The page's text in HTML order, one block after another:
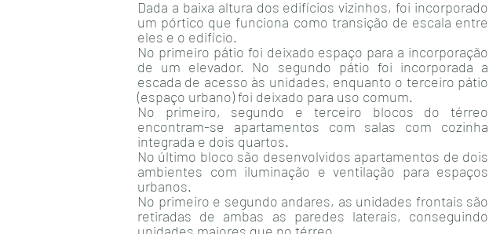
Dada a baixa altura dos edifícios vizinhos, foi incorporado
um pórtico que funciona como transição de escala entre
eles e o edifício.
No primeiro pátio foi deixado espaço para a incorporação
de um elevador. No segundo pátio foi incorporada a
escada de acesso às unidades, enquanto o terceiro pátio
(espaço urbano) foi deixado para uso comum.
No primeiro, segundo e terceiro blocos do térreo
encontram-se apartamentos com salas com cozinha
integrada e dois quartos.
No último bloco são desenvolvidos apartamentos de dois
ambientes com iluminação e ventilação para espaços
urbanos.
No primeiro e segundo andares, as unidades frontais são
retiradas de ambas as paredes laterais, conseguindo